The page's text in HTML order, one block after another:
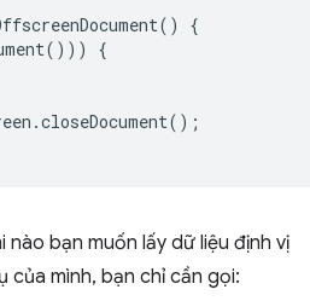
()
{
()))
{
.closeDocument();
nào bạn muốn lấy dữ liệu định vị
của mình, bạn chỉ cần gọi: